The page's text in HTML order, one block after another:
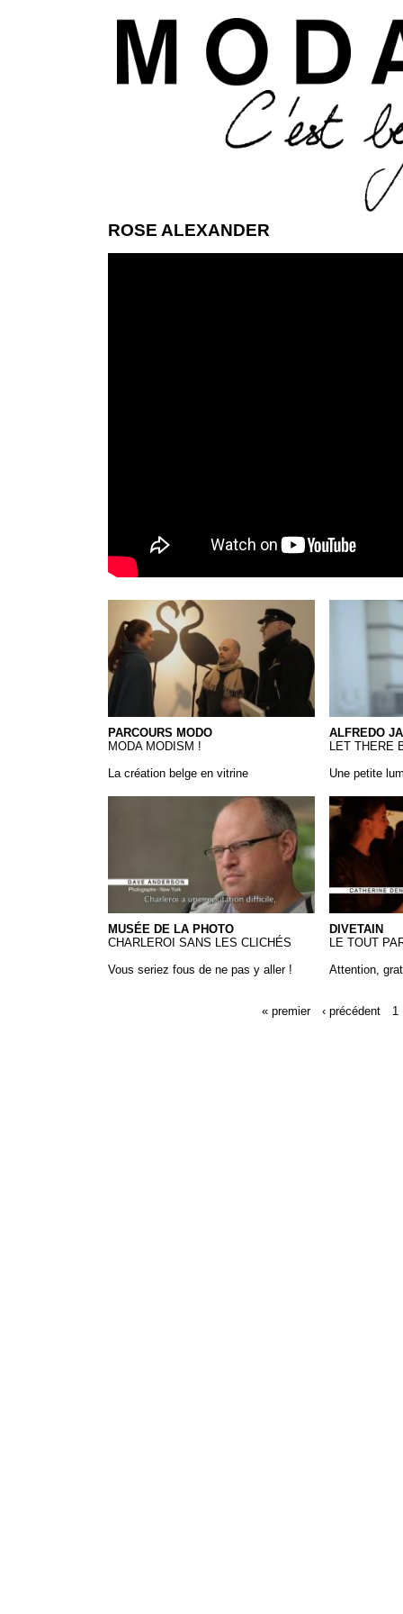
Aller
ModaModa
ROSE ALEXANDER
Parcours MODO - Moda Modism!
PARCOURS MODO
MODA MODISM !
La création belge en vitrine
Alfredo
ALFREDO
LET THERE
Une petite
Musée de la Photo
MUSÉE DE LA PHOTO
CHARLEROI SANS LES CLICHÉS
Vous seriez fous de ne pas y aller !
Divetain
DIVETAIN
LE TOUT
Attention,
« premier ‹ précédent 1